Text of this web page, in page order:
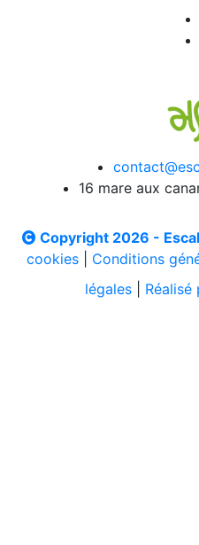
16 mare aux
Copyright 2026 -
cookies| Conditions
légales
Réalisé